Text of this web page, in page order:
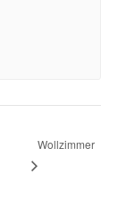
Wollzimmer